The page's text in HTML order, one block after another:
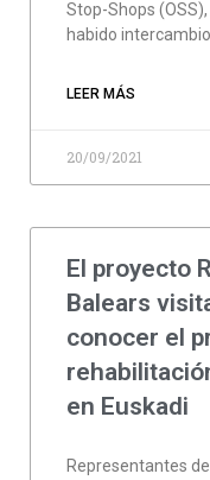
Stop-Shops
habido
LEER MÁS
20/09/2021
El proyecto
Balears
conocer el
en Euskadi
Representantes de